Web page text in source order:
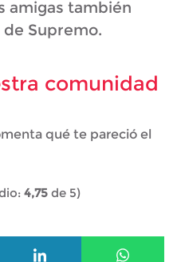
amigas también
Supremo.
comunidad
qué te pareció el
4,75de 5)